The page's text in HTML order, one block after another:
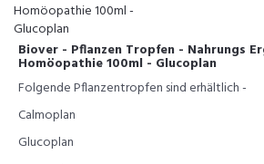
Biover - Pflanzen Tropfen - Nahrungs
Homöopathie 100ml - Glucoplan
Folgende Pflanzentropfen sind erhältlich -
Calmoplan
Glucoplan